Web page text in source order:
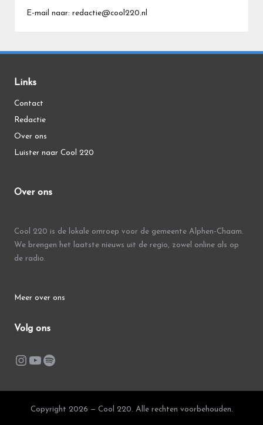
E-mail naar: redactie@cool220.nl
Links
Contact
Redactie
Over ons
Luister naar Cool 220
Over ons
Cool 220 is de lokale omroep voor de gemeente Alphen-Chaam.
We brengen het laatste nieuws uit de regio, zowel online als op
de radio.
Meer over ons
Volg ons
Instagram
YouTube
Spotify
Copyright 2026 — Cool 220. Alle rechten voorbehouden.